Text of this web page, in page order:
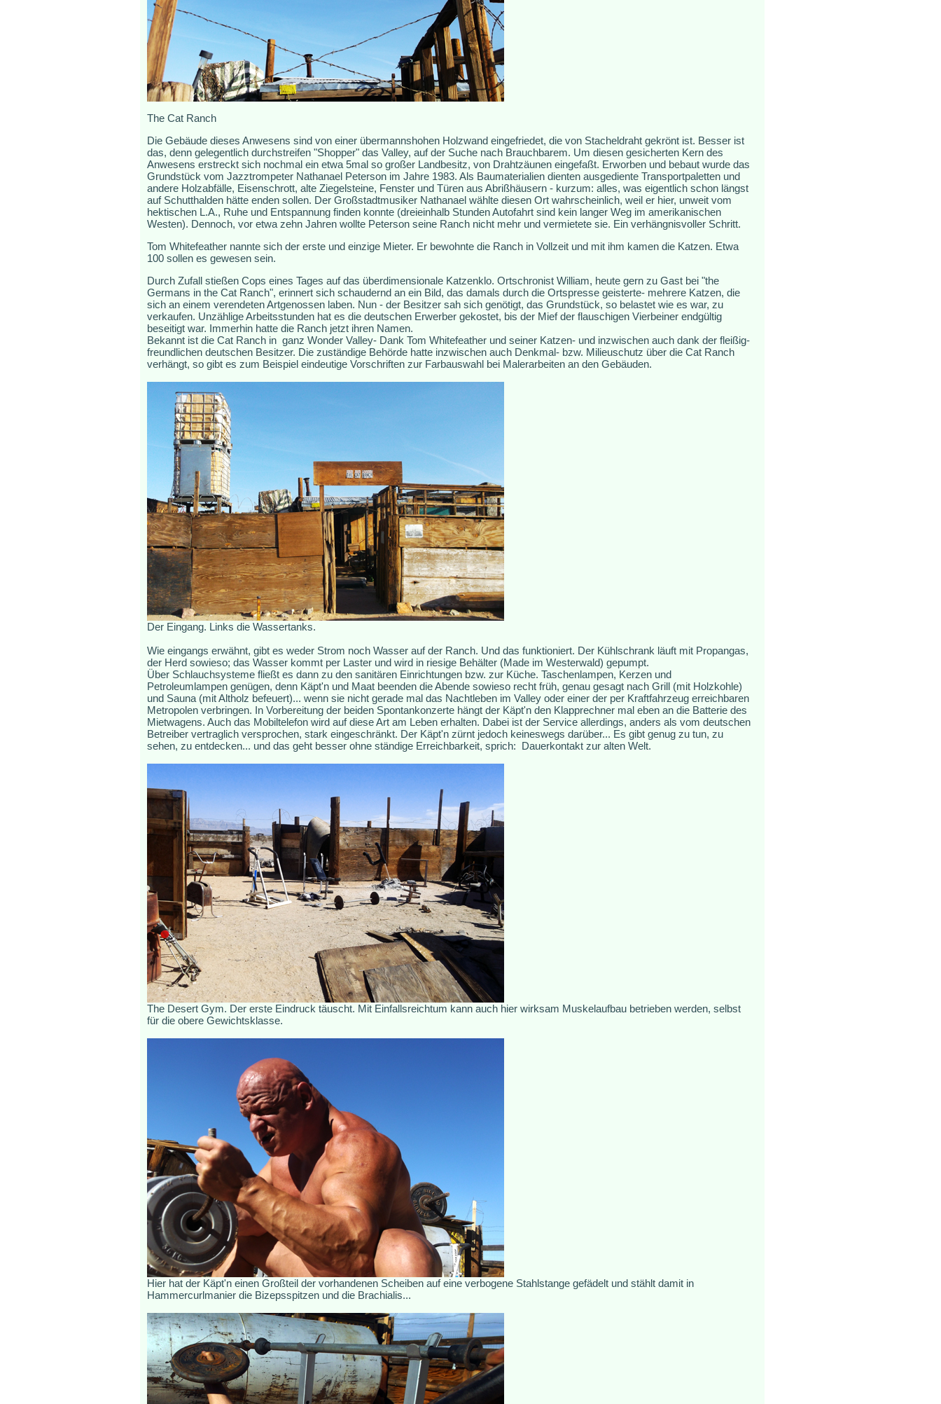
The Cat Ranch
Die Gebäude dieses Anwesens sind von einer übermannshohen Holzwand eingefriedet, die von Stacheldraht gekrönt ist. Besser ist
das, denn gelegentlich durchstreifen "Shopper" das Valley, auf der Suche nach Brauchbarem. Um diesen gesicherten Kern des
Anwesens erstreckt sich nochmal ein etwa 5mal so großer Landbesitz, von Drahtzäunen eingefaßt. Erworben und bebaut wurde das
Grundstück vom Jazztrompeter Nathanael Peterson im Jahre 1983. Als Baumaterialien dienten ausgediente Transportpaletten und
andere Holzabfälle, Eisenschrott, alte Ziegelsteine, Fenster und Türen aus Abrißhäusern - kurzum: alles, was eigentlich schon längst
auf Schutthalden hätte enden sollen. Der Großstadtmusiker Nathanael wählte diesen Ort wahrscheinlich, weil er hier, unweit vom
hektischen L.A., Ruhe und Entspannung finden konnte (dreieinhalb Stunden Autofahrt sind kein langer Weg im amerikanischen
Westen). Dennoch, vor etwa zehn Jahren wollte Peterson seine Ranch nicht mehr und vermietete sie. Ein verhängnisvoller Schritt.
Tom Whitefeather nannte sich der erste und einzige Mieter. Er bewohnte die Ranch in Vollzeit und mit ihm kamen die Katzen. Etwa
100 sollen es gewesen sein.
Durch Zufall stießen Cops eines Tages auf das überdimensionale Katzenklo. Ortschronist William, heute gern zu Gast bei "the
Germans in the Cat Ranch", erinnert sich schaudernd an ein Bild, das damals durch die Ortspresse geisterte- mehrere Katzen, die
sich an einem verendeten Artgenossen laben. Nun - der Besitzer sah sich genötigt, das Grundstück, so belastet wie es war, zu
verkaufen. Unzählige Arbeitsstunden hat es die deutschen Erwerber gekostet, bis der Mief der flauschigen Vierbeiner endgültig
beseitigt war. Immerhin hatte die Ranch jetzt ihren Namen.
Bekannt ist die Cat Ranch in ganz Wonder Valley- Dank Tom Whitefeather und seiner Katzen- und inzwischen auch dank der fleißig-
freundlichen deutschen Besitzer. Die zuständige Behörde hatte inzwischen auch Denkmal- bzw. Milieuschutz über die Cat Ranch
verhängt, so gibt es zum Beispiel eindeutige Vorschriften zur Farbauswahl bei Malerarbeiten an den Gebäuden.
Der Eingang. Links die Wassertanks.
Wie eingangs erwähnt, gibt es weder Strom noch Wasser auf der Ranch. Und das funktioniert. Der Kühlschrank läuft mit Propangas,
der Herd sowieso; das Wasser kommt per Laster und wird in riesige Behälter (Made im Westerwald) gepumpt.
Über Schlauchsysteme fließt es dann zu den sanitären Einrichtungen bzw. zur Küche. Taschenlampen, Kerzen und
Petroleumlampen genügen, denn Käpt'n und Maat beenden die Abende sowieso recht früh, genau gesagt nach Grill (mit Holzkohle)
und Sauna (mit Altholz befeuert)... wenn sie nicht gerade mal das Nachtleben im Valley oder einer der per Kraftfahrzeug erreichbaren
Metropolen verbringen. In Vorbereitung der beiden Spontankonzerte hängt der Käpt'n den Klapprechner mal eben an die Batterie des
Mietwagens. Auch das Mobiltelefon wird auf diese Art am Leben erhalten. Dabei ist der Service allerdings, anders als vom deutschen
Betreiber vertraglich versprochen, stark eingeschränkt. Der Käpt'n zürnt jedoch keineswegs darüber... Es gibt genug zu tun, zu
sehen, zu entdecken... und das geht besser ohne ständige Erreichbarkeit, sprich: Dauerkontakt zur alten Welt.
The Desert Gym. Der erste Eindruck täuscht. Mit Einfallsreichtum kann auch hier wirksam Muskelaufbau betrieben werden, selbst
für die obere Gewichtsklasse.
Hier hat der Käpt'n einen Großteil der vorhandenen Scheiben auf eine verbogene Stahlstange gefädelt und stählt damit in
Hammercurlmanier die Bizepsspitzen und die Brachialis...